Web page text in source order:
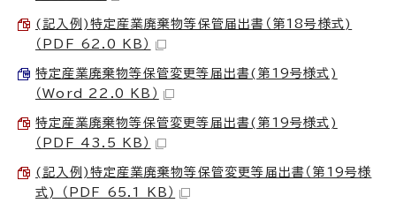
(記入例)特定産業廃棄物等保管届出書（第18号様式)
（PDF 62.0 KB）
特定産業廃棄物等保管変更等届出書(第19号様式)
（Word 22.0 KB）
特定産業廃棄物等保管変更等届出書(第19号様式)
（PDF 43.5 KB）
(記入例)特定産業廃棄物等保管変更等届出書（第19号様
式) （PDF 65.1 KB）